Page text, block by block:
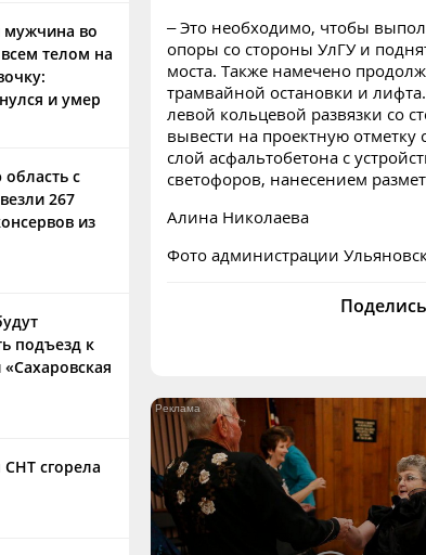
мужчина во
телом на
и умер
с
267
из
подъезд к
сгорела
– Это необходимо, чтобы
опоры со стороны УлГУ и
моста. Также намечено
трамвайной остановки и
левой кольцевой развязки со
вывести на проектную
слой асфальтобетона с
светофоров, нанесением
Алина Николаева
Фото администрации